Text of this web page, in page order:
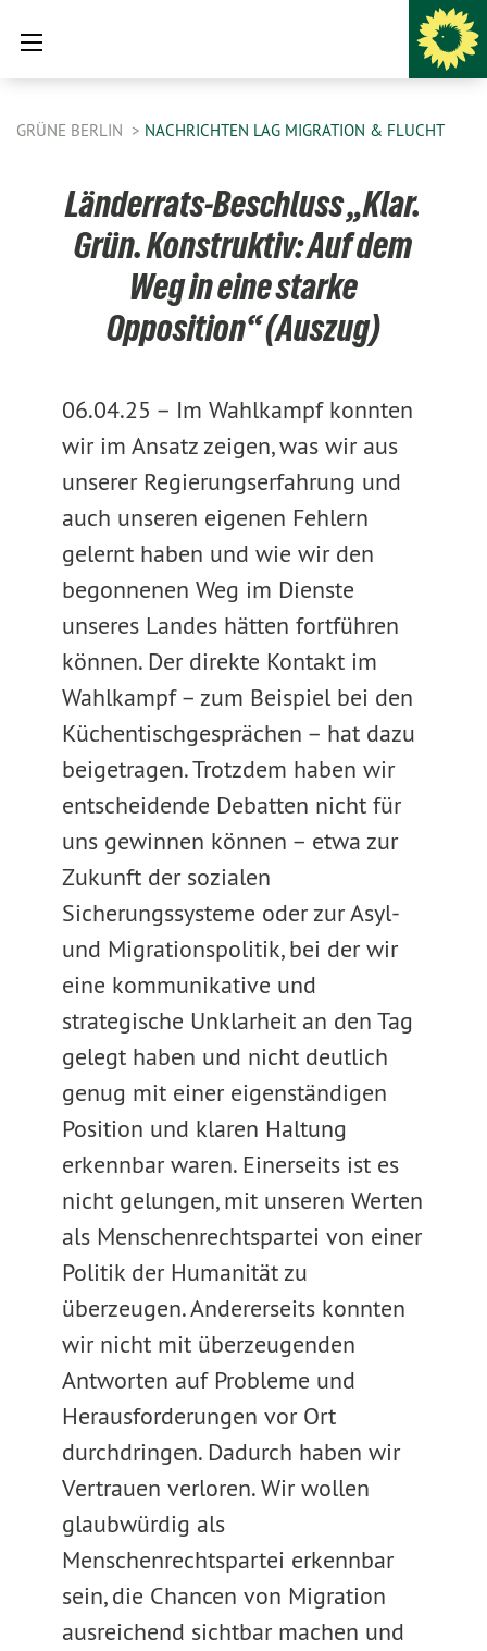
GRÜNE BERLIN NACHRICHTEN LAG MIGRATION & FLUCHT
Länderrats-Beschluss „Klar.
Grün. Konstruktiv: Auf dem
Weg in eine starke
Opposition“ (Auszug)
06.04.25 – Im Wahlkampf konnten
wir im Ansatz zeigen, was wir aus
unserer Regierungserfahrung und
auch unseren eigenen Fehlern
gelernt haben und wie wir den
begonnenen Weg im Dienste
unseres Landes hätten fortführen
können. Der direkte Kontakt im
Wahlkampf – zum Beispiel bei den
Küchentischgesprächen – hat dazu
beigetragen. Trotzdem haben wir
entscheidende Debatten nicht für
uns gewinnen können – etwa zur
Zukunft der sozialen
Sicherungssysteme oder zur Asyl-
und Migrationspolitik, bei der wir
eine kommunikative und
strategische Unklarheit an den Tag
gelegt haben und nicht deutlich
genug mit einer eigenständigen
Position und klaren Haltung
erkennbar waren. Einerseits ist es
nicht gelungen, mit unseren Werten
als Menschenrechtspartei von einer
Politik der Humanität zu
überzeugen. Andererseits konnten
wir nicht mit überzeugenden
Antworten auf Probleme und
Herausforderungen vor Ort
durchdringen. Dadurch haben wir
Vertrauen verloren. Wir wollen
glaubwürdig als
Menschenrechtspartei erkennbar
sein, die Chancen von Migration
ausreichend sichtbar machen und